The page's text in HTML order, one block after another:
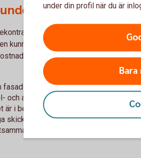
var noga med att undersöka
kunnig byggare för att uppskatta
för att åtgärda eventuella fel
fasad ut? Behöver det bytas ut i nära
och avloppssystem.
i behov av dränering.
skicket på källare, vind och
och tar lång tid att åtgärda.
under din profil när du är